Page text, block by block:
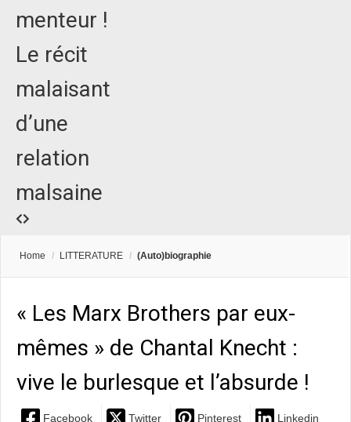
menteur !
Le récit
malaisant
d’une
relation
malsaine
Home / LITTERATURE / (Auto)biographie
« Les Marx Brothers par eux-
mêmes » de Chantal Knecht :
vive le burlesque et l’absurde !
Facebook Twitter Pinterest Linkedin